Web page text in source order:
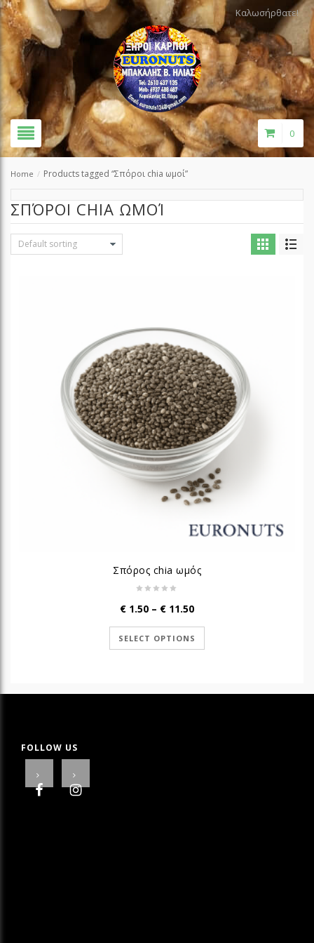
Καλωσήρθατε!
0
Home / Products tagged “Σπόροι chia ωμοί”
ΣΠΌΡΟΙ CHIA ΩΜΟΊ
Σπόρος chia ωμός
€ 1.50 – € 11.50Price
€ 1.50
through
SELECT OPTIONS
FOLLOW US